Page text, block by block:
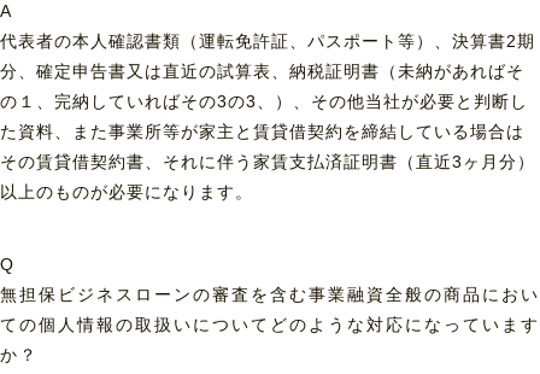
A
代表者の本人確認書類（運転免許証、パスポート等）、決算書2期
分、確定申告書又は直近の試算表、納税証明書（未納があればそ
の１、完納していればその3の3、）、その他当社が必要と判断し
た資料、また事業所等が家主と賃貸借契約を締結している場合は
その賃貸借契約書、それに伴う家賃支払済証明書（直近3ヶ月分）
以上のものが必要になります。
Q
無担保ビジネスローンの審査を含む事業融資全般の商品におい
ての個人情報の取扱いについてどのような対応になっています
か？